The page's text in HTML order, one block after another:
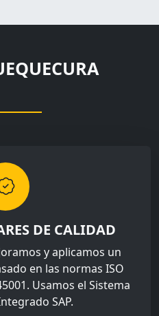
DE CALIDAD
y aplicamos un
en las normas ISO
Usamos el Sistema
SAP.